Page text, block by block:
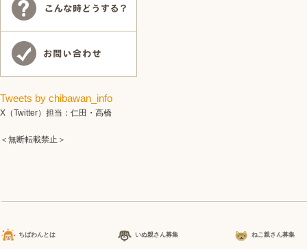
Tweets by chibawan_info
X（Twitter）担当：仁田・高橋
＜無断転載禁止＞
ちばわんとは いぬ親さん募集 ねこ親さん募集